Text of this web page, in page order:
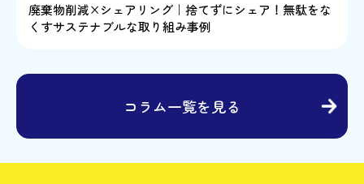
廃棄物削減×シェアリング｜捨てずにシェア！無駄をな
くすサステナブルな取り組み事例
コラム一覧を見る